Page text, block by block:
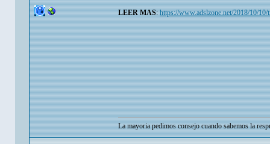
LEER MAS:https://www.adslzone.net/2018/10/10/
La mayoria pedimos consejo cuando sabemos la